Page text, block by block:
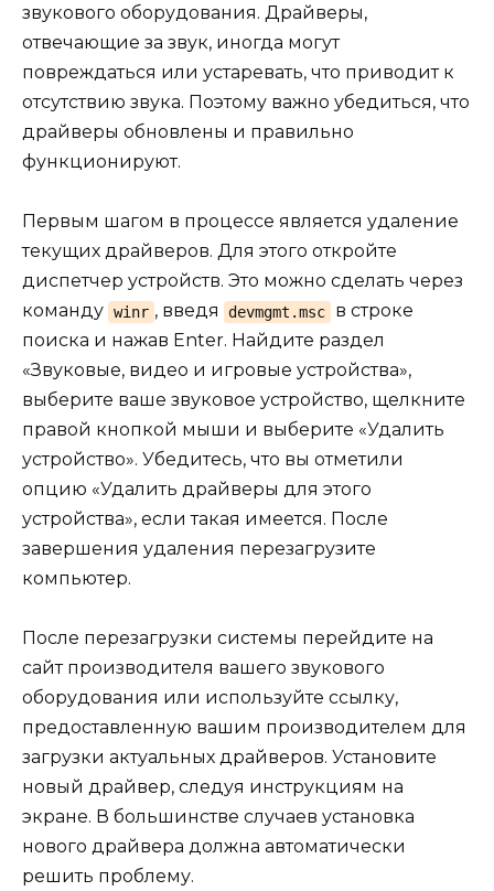
звукового оборудования. Драйверы,
отвечающие за звук, иногда могут
повреждаться или устаревать, что приводит к
отсутствию звука. Поэтому важно убедиться, что
драйверы обновлены и правильно
функционируют.
Первым шагом в процессе является удаление
текущих драйверов. Для этого откройте
диспетчер устройств. Это можно сделать через
команду winr , введя devmgmt.msc
в строке
поиска и нажав Enter. Найдите раздел
«Звуковые, видео и игровые устройства»,
выберите ваше звуковое устройство, щелкните
правой кнопкой мыши и выберите «Удалить
устройство». Убедитесь, что вы отметили
опцию «Удалить драйверы для этого
устройства», если такая имеется. После
завершения удаления перезагрузите
компьютер.
После перезагрузки системы перейдите на
сайт производителя вашего звукового
оборудования или используйте ссылку,
предоставленную вашим производителем для
загрузки актуальных драйверов. Установите
новый драйвер, следуя инструкциям на
экране. В большинстве случаев установка
нового драйвера должна автоматически
решить проблему.